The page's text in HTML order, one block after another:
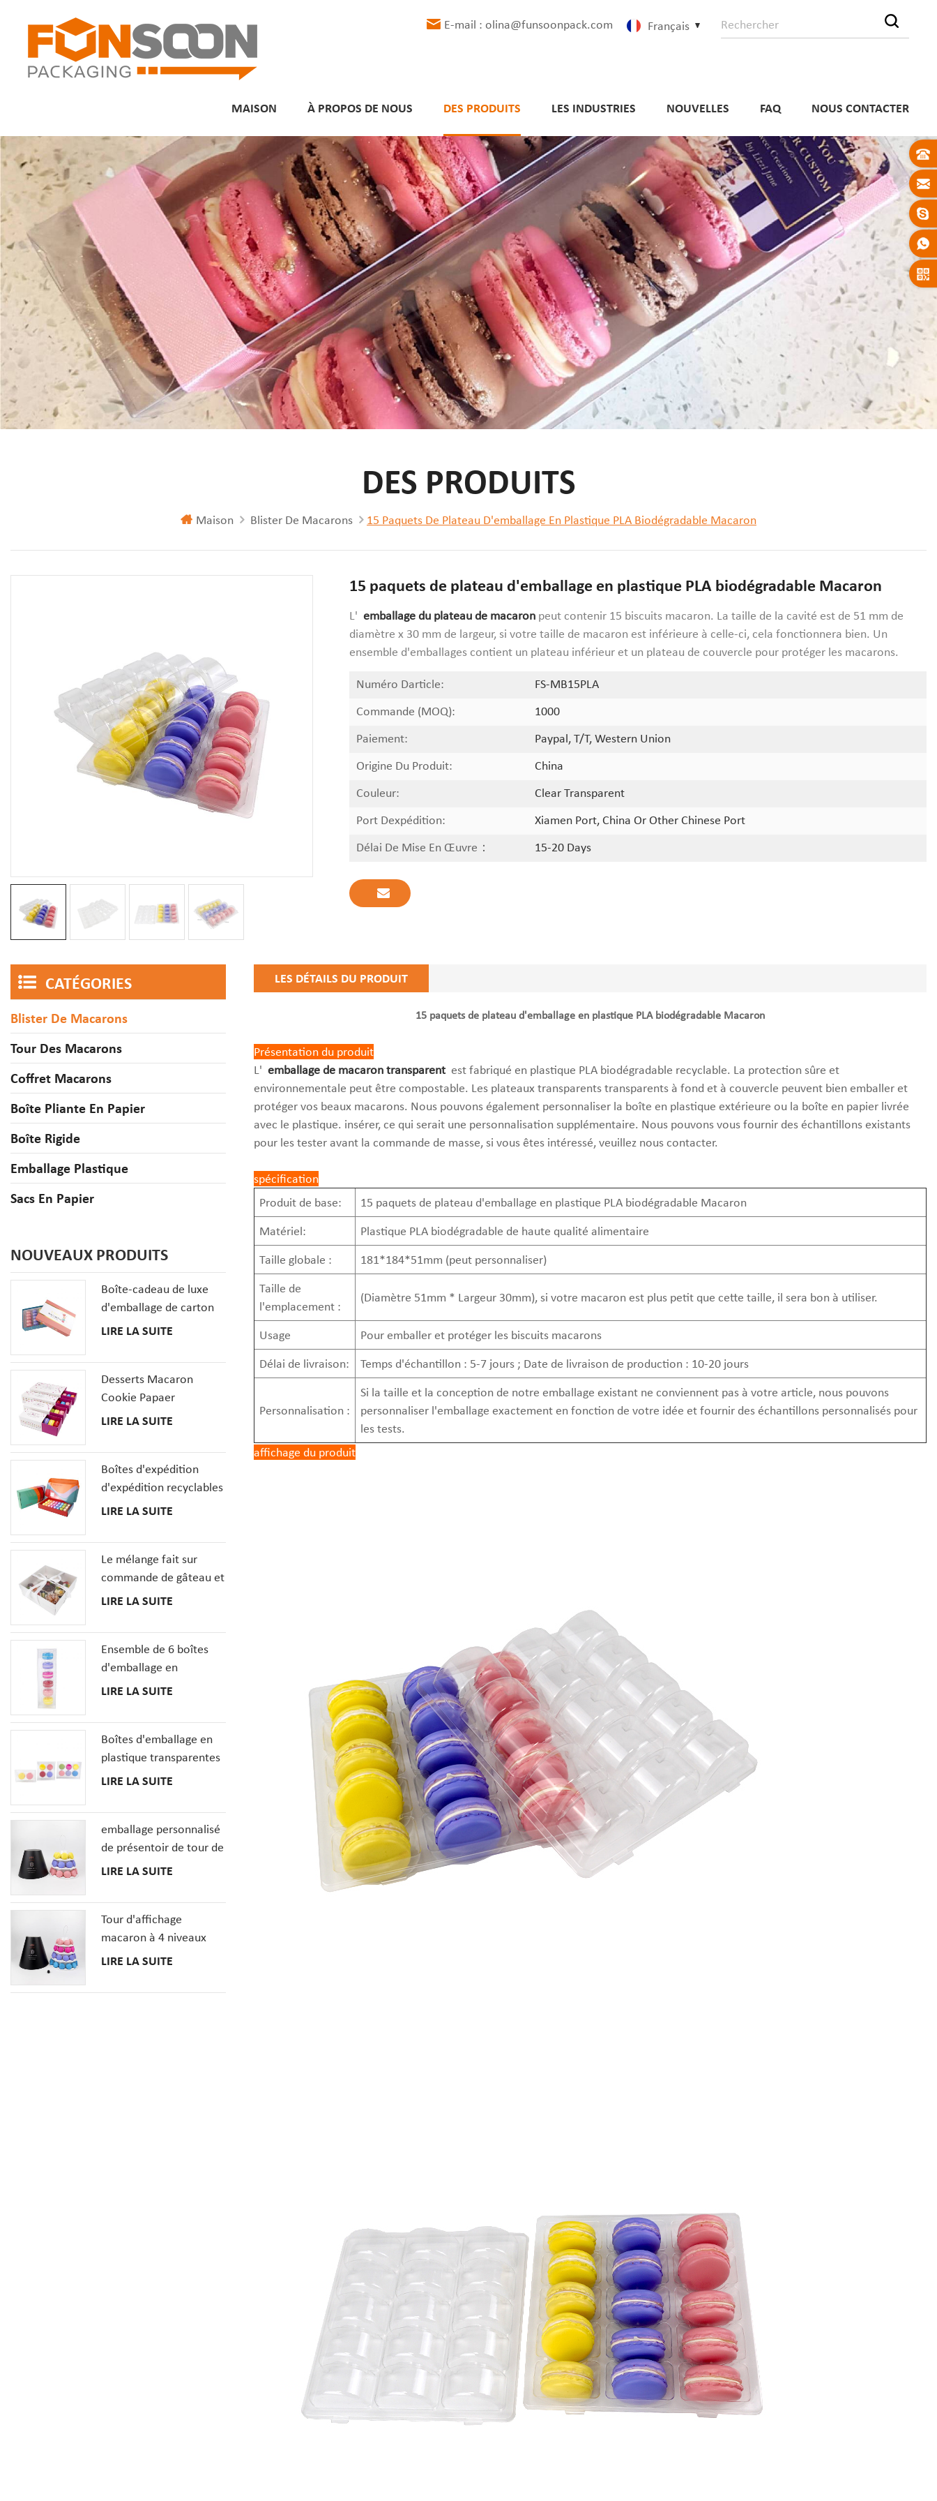
E-mail : olina@funsoonpack.com Français
MAISON À PROPOS DE NOUS DES PRODUITS LES INDUSTRIES NOUVELLES FAQ NOUS CONTACTER
DES PRODUITS
Maison Blister De Macarons 15 Paquets De Plateau D'emballage En Plastique PLA Biodégradable Macaron
15 paquets de plateau d'emballage en plastique PLA biodégradable Macaron
L'emballage du plateau de macaron peut contenir 15 biscuits macaron. La taille de la cavité est de 51 mm de
diamètre x 30 mm de largeur, si votre taille de macaron est inférieure à celle-ci, cela fonctionnera bien. Un
ensemble d'emballages contient un plateau inférieur et un plateau de couvercle pour protéger les macarons.
Numéro Darticle:
FS-MB15PLA
Commande (MOQ):
1000
Paiement:
Paypal, T/T, Western Union
Origine Du Produit:
China
Couleur:
Clear Transparent
Port Dexpédition:
Xiamen Port, China Or Other Chinese Port
Délai De Mise En Œuvre：
15-20 Days
LES DÉTAILS DU PRODUIT
15 paquets de plateau d'emballage en plastique PLA biodégradable Macaron
Présentation du produit
L' emballage de macaron transparentest fabriqué en plastique PLA biodégradable recyclable. La protection sûre et
environnementale peut être compostable. Les plateaux transparents transparents à fond et à couvercle peuvent bien emballer et
protéger vos beaux macarons. Nous pouvons également personnaliser la boîte en plastique extérieure ou la boîte en papier livrée
avec le plastique. insérer, ce qui serait une personnalisation supplémentaire. Nous pouvons vous fournir des échantillons existants
pour les tester avant la commande de masse, si vous êtes intéressé, veuillez nous contacter.
spécification
Produit de base:
15 paquets de plateau d'emballage en plastique PLA biodégradable Macaron
Matériel:
Plastique PLA biodégradable de haute qualité alimentaire
Taille globale :
181*184*51mm (peut personnaliser)
Taille de
l'emplacement :
(Diamètre 51mm * Largeur 30mm), si votre macaron est plus petit que cette taille, il sera bon à utiliser.
Usage
Pour emballer et protéger les biscuits macarons
Délai de livraison:
Temps d'échantillon : 5-7 jours ; Date de livraison de production : 10-20 jours
Personnalisation :
Si la taille et la conception de notre emballage existant ne conviennent pas à votre article, nous pouvons
personnaliser l'emballage exactement en fonction de votre idée et fournir des échantillons personnalisés pour
les tests.
affichage du produit
CATÉGORIES
Blister De Macarons
Tour Des Macarons
Coffret Macarons
Boîte Pliante En Papier
Boîte Rigide
Emballage Plastique
Sacs En Papier
NOUVEAUX PRODUITS
Boîte-cadeau de luxe
d'emballage de carton
de biscuits de macaron
insertions
LIRE LA SUITE
Desserts Macaron
Cookie Papaer
Emballage Coffrets
LIRE LA SUITE
Boîtes d'expédition
d'expédition recyclables
pour la boîte en carton
macaron de beignet de
dessert
LIRE LA SUITE
Le mélange fait sur
commande de gâteau et
de petit gâteau de
de pâtisseries avec la
fenêtre claire
LIRE LA SUITE
Ensemble de 6 boîtes
d'emballage en
plastique transparent
français
LIRE LA SUITE
Boîtes d'emballage en
plastique transparentes
de biscuit de macarons
d'insertions
LIRE LA SUITE
emballage personnalisé
de présentoir de tour de
macaron à 3 niveaux
LIRE LA SUITE
Tour d'affichage
macaron à 4 niveaux
avec couverture en
LIRE LA SUITE